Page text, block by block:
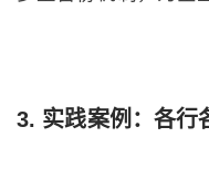
3. 实践案例：各行